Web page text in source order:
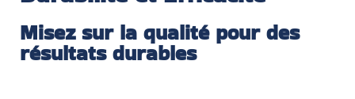
Misez sur la qualité pour des
résultats durables